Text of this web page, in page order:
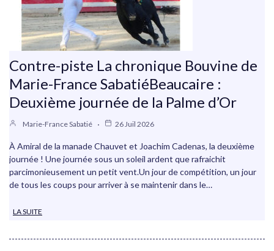
Contre-piste La chronique Bouvine de
Marie-France SabatiéBeaucaire :
Deuxième journée de la Palme d’Or
Marie-France Sabatié 26 Juil 2026
À Amiral de la manade Chauvet et Joachim Cadenas, la deuxième
journée ! Une journée sous un soleil ardent que rafraichit
parcimonieusement un petit vent.Un jour de compétition, un jour
de tous les coups pour arriver à se maintenir dans le…
LA SUITE